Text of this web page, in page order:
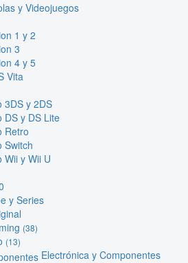
y Videojuegos
1 y 2
3
4 y 5
Vita
3DS y 2DS
DS y DS Lite
Retro
Switch
Wii y Wii U
y Series
(38)
(13)
Electrónica y Componentes